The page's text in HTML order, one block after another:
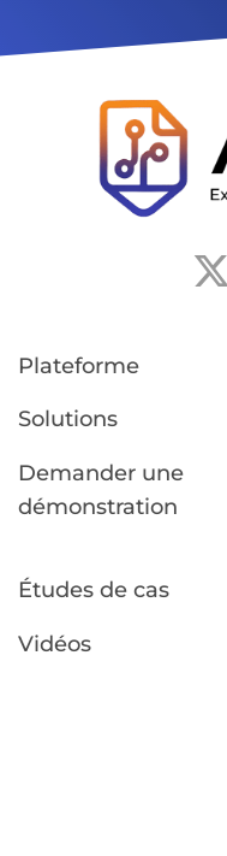
Plateforme
Solutions
Demander une
démonstration
Études de cas
Vidéos